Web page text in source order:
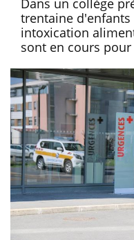
Dans un collège
trentaine
intoxication
sont en cours